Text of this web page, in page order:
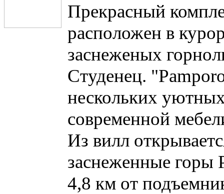
Прекрасный
расположен в
заснеженых
Студенец.
нескольких
современной
Из вилл
заснеженные
4,8 км от